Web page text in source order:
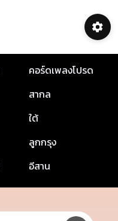
คอร์ดเพลงโปรด
สากล
ใต้
ลูกกรุง
อีสาน